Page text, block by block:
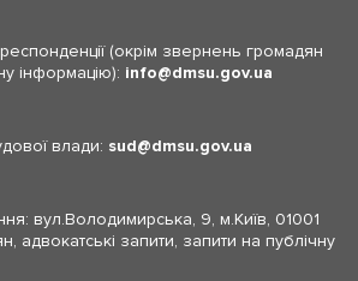
(окрім звернень громадян
інформацію): info dmsu.gov.ua
влади: sud dmsu.gov.ua
вул.Володимирська, 9, м.Київ, 01001
адвокатські запити, запити на публічну